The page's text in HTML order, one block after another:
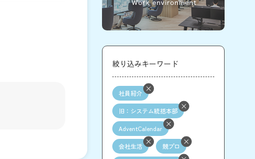
絞り込みキーワード
社員紹介
旧：システム統括本部
AdventCalendar
会社生活 競プロ